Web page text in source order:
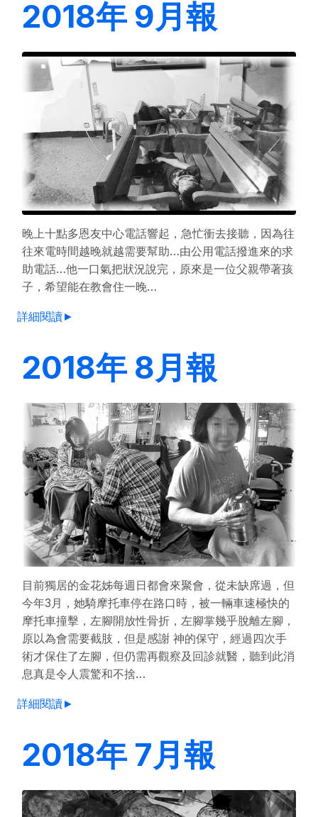
2018年 9月報
晚上十點多恩友中心電話響起，急忙衝去接聽，因為往
往來電時間越晚就越需要幫助…由公用電話撥進來的求
助電話…他一口氣把狀況說完，原來是一位父親帶著孩
子，希望能在教會住一晚…
詳細閱讀►
2018年 8月報
目前獨居的金花姊每週日都會來聚會，從未缺席過，但
今年3月，她騎摩托車停在路口時，被一輛車速極快的
摩托車撞擊，左腳開放性骨折，左腳掌幾乎脫離左腳，
原以為會需要截肢，但是感謝 神的保守，經過四次手
術才保住了左腳，但仍需再觀察及回診就醫，聽到此消
息真是令人震驚和不捨…
詳細閱讀►
2018年 7月報